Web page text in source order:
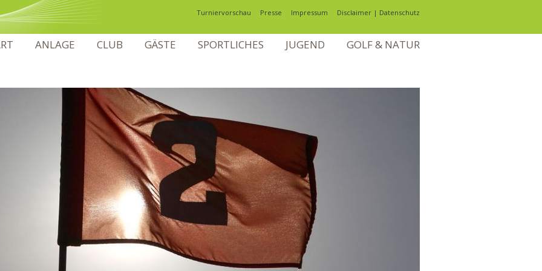
Navigation
Turniervorschau Presse Impressum Disclaimer | Datenschutz
ANLAGE CLUB GÄSTE SPORTLICHES JUGEND GOLF & NATUR